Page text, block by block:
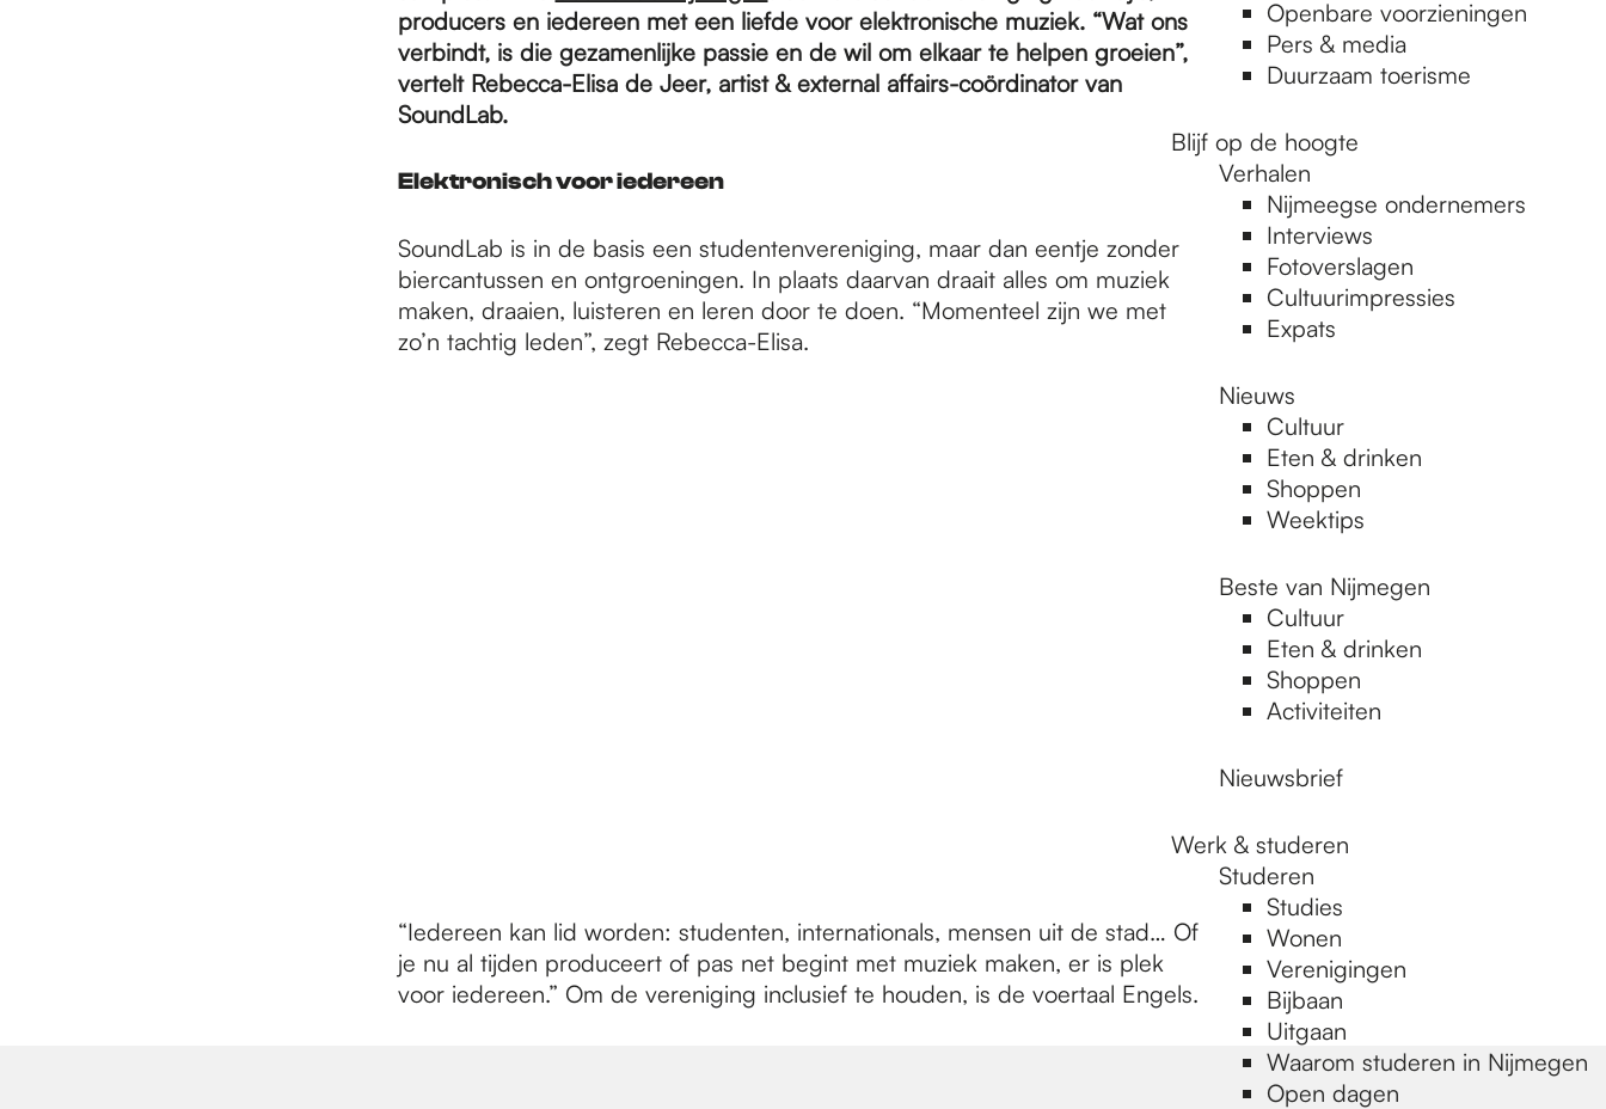
Openbare voorzieningen
Pers & media
Duurzaam toerisme
Blijf op de hoogte
Verhalen
Nijmeegse ondernemers
Interviews
Fotoverslagen
Cultuurimpressies
Expats
Nieuws
Cultuur
Eten & drinken
Shoppen
Weektips
Beste van Nijmegen
Cultuur
Eten & drinken
Shoppen
Activiteiten
Nieuwsbrief
Werk & studeren
Studeren
Studies
Wonen
Verenigingen
Bijbaan
Uitgaan
Waarom studeren in Nijmegen
Open dagen
producers en iedereen met een liefde voor elektronische muziek. “Wat ons
verbindt, is die gezamenlijke passie en de wil om elkaar te helpen groeien”,
vertelt Rebecca-Elisa de Jeer, artist & external affairs-coördinator van
SoundLab.
Elektronisch voor iedereen
SoundLab is in de basis een studentenvereniging, maar dan eentje zonder
biercantussen en ontgroeningen. In plaats daarvan draait alles om muziek
maken, draaien, luisteren en leren door te doen. “Momenteel zijn we met
zo’n tachtig leden”, zegt Rebecca-Elisa.
“Iedereen kan lid worden: studenten, internationals, mensen uit de stad… Of
je nu al tijden produceert of pas net begint met muziek maken, er is plek
voor iedereen.” Om de vereniging inclusief te houden, is de voertaal Engels.